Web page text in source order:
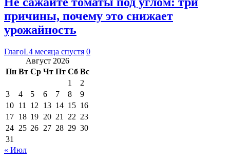
причины, почему это снижает
урожайность
ГлагоL4 месяца спустя 0
Август 2026
Пн Вт Ср Чт Пт Сб Вс
1
2
3
4 5 6 7 8
9
10 11 12 13 14 15 16
17 18 19 20 21 22 23
24 25 26 27 28 29 30
31
« Июл